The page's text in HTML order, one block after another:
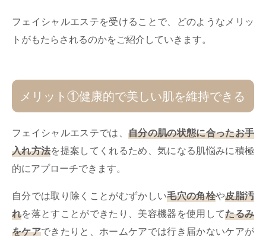
フェイシャルエステを受けることで、どのようなメリッ
トがもたらされるのかをご紹介していきます。
メリット①健康的で美しい肌を維持できる
フェイシャルエステでは、 自分の肌の状態に合ったお手
入れ方法を提案してくれるため、気になる肌悩みに積極
的にアプローチできます。
自分では取り除くことがむずかしい毛穴の角栓や皮脂汚
れを落とすことができたり、美容機器を使用してたるみ
をケアできたりと、ホームケアでは行き届かないケアが